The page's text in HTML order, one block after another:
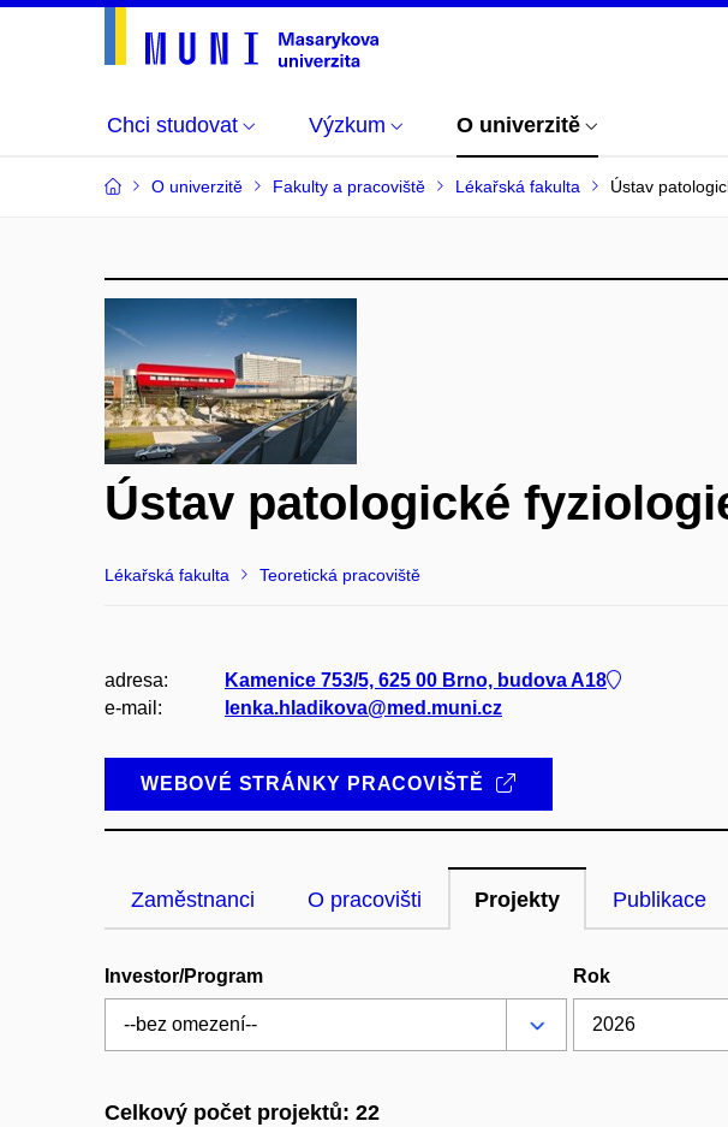
Chci studovat Výzkum O univerzitě
O univerzitě Fakulty a pracoviště Lékařská fakulta Ústav
Ústav patologické
Lékařská fakulta Teoretická pracoviště
adresa:
Kamenice 753/5, 625 00 Brno, budova A18
e-mail:
lenka.hladikova@med.muni.cz
WEBOVÉ STRÁNKY PRACOVIŠTĚ
Zaměstnanci O pracovišti Projekty Publikace
Investor/Program Rok
Celkový počet projektů: 22